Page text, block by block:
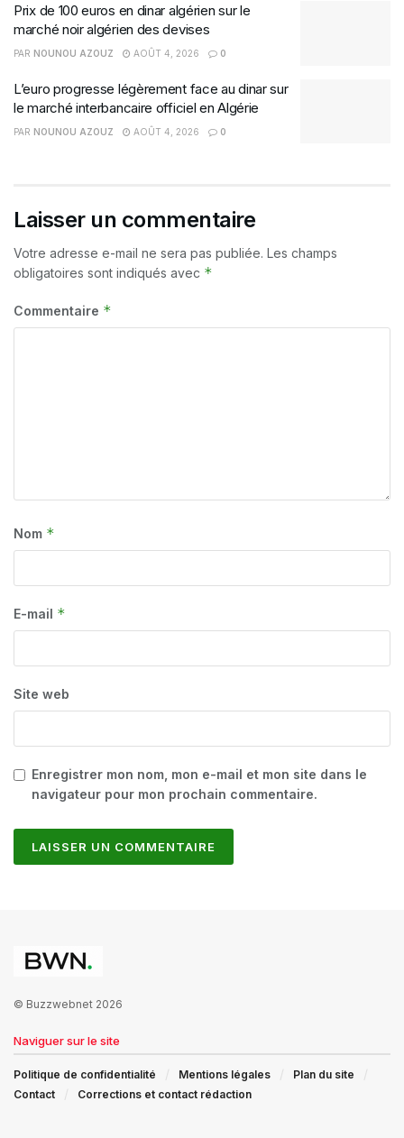
Prix de 100 euros en dinar algérien sur le
marché noir algérien des devises
PAR NOUNOU AZOUZ AOÛT 4, 2026 0
L’euro progresse légèrement face au dinar sur
le marché interbancaire officiel en Algérie
PAR NOUNOU AZOUZ AOÛT 4, 2026 0
Laisser un commentaire
Votre adresse e-mail ne sera pas publiée. Les champs
obligatoires sont indiqués avec *
Commentaire *
Nom *
E-mail *
Site web
Enregistrer mon nom, mon e-mail et mon site dans le
navigateur pour mon prochain commentaire.
© Buzzwebnet 2026
Naviguer sur le site
Politique de confidentialité Mentions légales
Plan du site
Contact
Corrections et contact rédaction